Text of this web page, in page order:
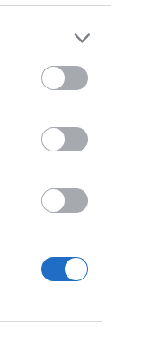
Címkék
1986 1988
2002 2003
2020 Adult Swim
Amazon Prime
Call Saul
Bosszúállók
Deadpool
disztópia Doctor Who